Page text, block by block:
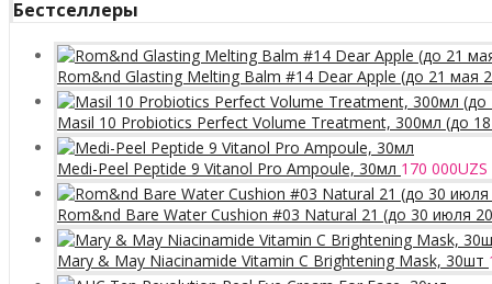
Бестселлеры
Rom&nd Glasting Melting Balm #14 Dear Apple (до 21 мая
Masil 10 Probiotics Perfect Volume Treatment, 300мл (до
Medi-Peel Peptide 9 Vitanol Pro Ampoule, 30мл 170 000UZS
Rom&nd Bare Water Cushion #03 Natural 21 (до 30 июля
Mary & May Niacinamide Vitamin C Brightening Mask, 30шт